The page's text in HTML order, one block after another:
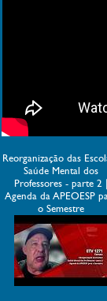
Reorganização das
Saúde Mental dos
Professores - parte 2
Agenda da APEOESP
o Semestre